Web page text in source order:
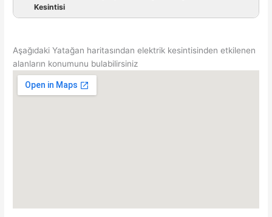
Kesintisi
Aşağıdaki Yatağan haritasından elektrik kesintisinden etkilenen
alanların konumunu bulabilirsiniz